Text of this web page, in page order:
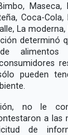
Maseca,
Coca-Cola,
La
determinó
de
pueden
no le
a las
de